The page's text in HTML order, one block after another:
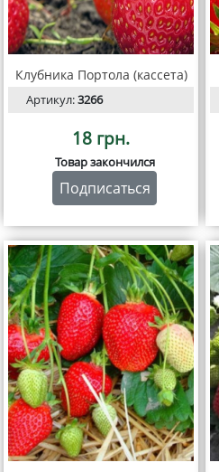
Клубника Портола (кассета)
Артикул:3266
18 грн.
Товар закончился
Подписаться